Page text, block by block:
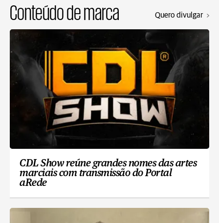
Conteúdo de marca Quero divulgar
CDL Show reúne grandes nomes das artes
marciais com transmissão do Portal
aRede